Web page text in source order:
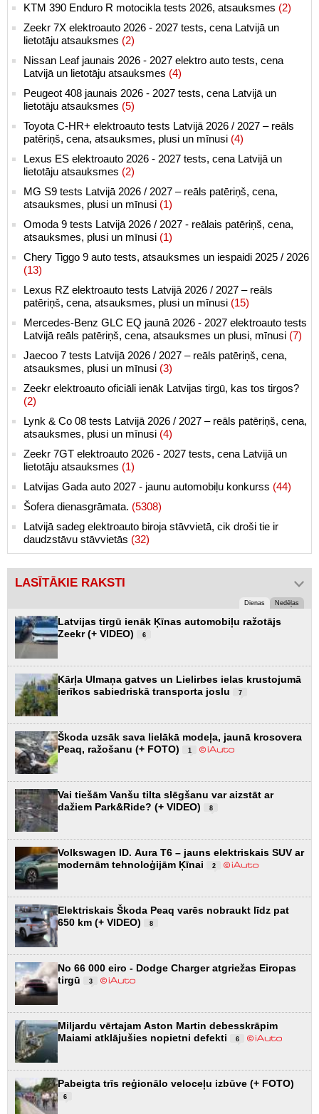
KTM 390 Enduro R motocikla tests 2026, atsauksmes (2)
Zeekr 7X elektroauto 2026 - 2027 tests, cena Latvijā un
lietotāju atsauksmes (2)
Nissan Leaf jaunais 2026 - 2027 elektro auto tests, cena
Latvijā un lietotāju atsauksmes (4)
Peugeot 408 jaunais 2026 - 2027 tests, cena Latvijā un
lietotāju atsauksmes (5)
Toyota C-HR+ elektroauto tests Latvijā 2026 / 2027 – reāls
patēriņš, cena, atsauksmes, plusi un mīnusi (4)
Lexus ES elektroauto 2026 - 2027 tests, cena Latvijā un
lietotāju atsauksmes (2)
MG S9 tests Latvijā 2026 / 2027 – reāls patēriņš, cena,
atsauksmes, plusi un mīnusi (1)
Omoda 9 tests Latvijā 2026 / 2027 - reālais patēriņš, cena,
atsauksmes, plusi un mīnusi (1)
Chery Tiggo 9 auto tests, atsauksmes un iespaidi 2025 / 2026
(13)
Lexus RZ elektroauto tests Latvijā 2026 / 2027 – reāls
patēriņš, cena, atsauksmes, plusi un mīnusi (15)
Mercedes-Benz GLC EQ jaunā 2026 - 2027 elektroauto tests
Latvijā reāls patēriņš, cena, atsauksmes un plusi, mīnusi (7)
Jaecoo 7 tests Latvijā 2026 / 2027 – reāls patēriņš, cena,
atsauksmes, plusi un mīnusi (3)
Zeekr elektroauto oficiāli ienāk Latvijas tirgū, kas tos tirgos?
(2)
Lynk & Co 08 tests Latvijā 2026 / 2027 – reāls patēriņš, cena,
atsauksmes, plusi un mīnusi (4)
Zeekr 7GT elektroauto 2026 - 2027 tests, cena Latvijā un
lietotāju atsauksmes (1)
Latvijas Gada auto 2027 - jaunu automobiļu konkurss (44)
Šofera dienasgrāmata. (5308)
Latvijā sadeg elektroauto biroja stāvvietā, cik droši tie ir
daudzstāvu stāvvietās (32)
LASĪTĀKIE RAKSTI
Dienas Nedēļas
Latvijas tirgū ienāk Ķīnas automobiļu ražotājs
Zeekr (+ VIDEO)
6
Kārļa Ulmaņa gatves un Lielirbes ielas krustojumā
ierīkos sabiedriskā transporta joslu
7
Škoda uzsāk sava lielākā modeļa, jaunā krosovera
Peaq, ražošanu (+ FOTO)
1
Vai tiešām Vanšu tilta slēgšanu var aizstāt ar
dažiem Park&Ride? (+ VIDEO)
8
Volkswagen ID. Aura T6 – jauns elektriskais SUV ar
modernām tehnoloģijām Ķīnai
2
Elektriskais Škoda Peaq varēs nobraukt līdz pat
650 km (+ VIDEO)
8
No 66 000 eiro - Dodge Charger atgriežas Eiropas
tirgū
3
Miljardu vērtajam Aston Martin debesskrāpim
Maiami atklājušies nopietni defekti
6
Pabeigta trīs reģionālo veloceļu izbūve (+ FOTO)
6